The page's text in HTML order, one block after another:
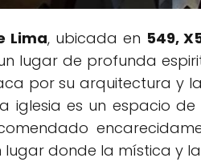
Lima, ubicada en 549,
lugar de profunda
por su arquitectura y
iglesia es un espacio
lugar donde la mística y